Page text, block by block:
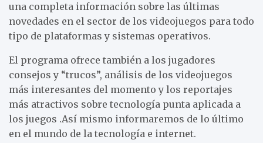
una completa información sobre las últimas
novedades en el sector de los videojuegos para todo
tipo de plataformas y sistemas operativos.
El programa ofrece también a los jugadores
consejos y “trucos”, análisis de los videojuegos
más interesantes del momento y los reportajes
más atractivos sobre tecnología punta aplicada a
los juegos .Así mismo informaremos de lo último
en el mundo de la tecnología e internet.